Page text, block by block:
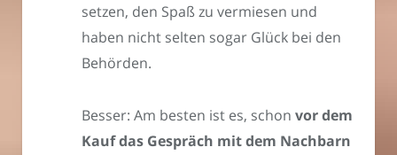
setzen, den Spaß zu vermiesen und
haben nicht selten sogar Glück bei den
Behörden.
Besser: Am besten ist es, schon vor dem
Kauf das Gespräch mit dem Nachbarn